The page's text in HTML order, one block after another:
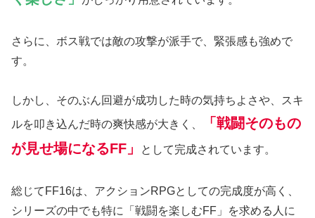
さらに、ボス戦では敵の攻撃が派手で、緊張感も強めで
す。
しかし、そのぶん回避が成功した時の気持ちよさや、スキ
ルを叩き込んだ時の爽快感が大きく、
「戦闘そのもの
が見せ場になるFF」
として完成されています。
総じてFF16は、アクションRPGとしての完成度が高く、
シリーズの中でも特に「戦闘を楽しむFF」を求める人に